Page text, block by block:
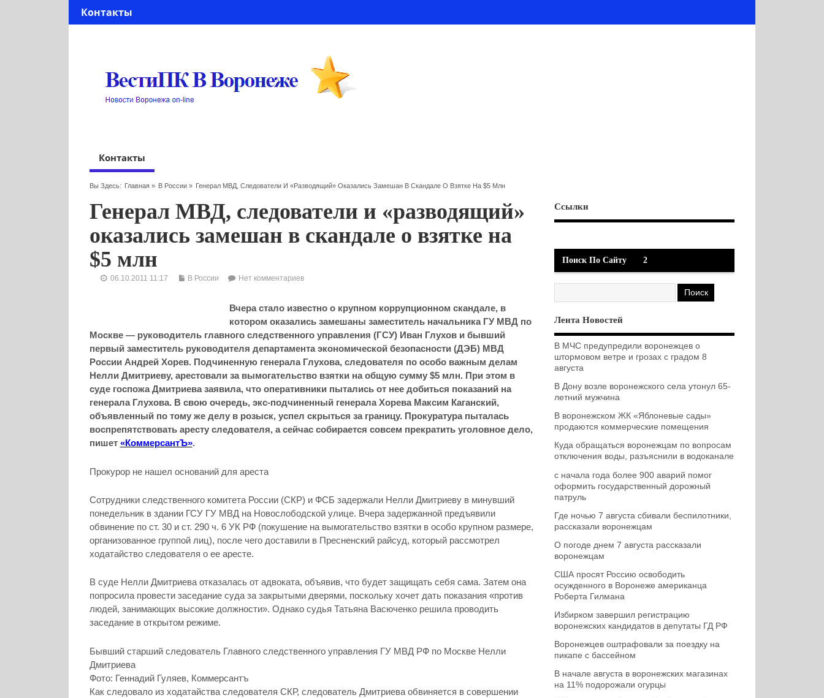
Контакты
Контакты
Вы Здесь: Главная» В России » Генерал МВД, Следователи И «разводящий» Оказались Замешан В Скандале О Взятке На $5 Млн
Генерал МВД, следователи и «разводящий»
оказались замешан в скандале о взятке на
$5 млн
06.10.2011 11:17 В России Нет комментариев
Вчера стало известно о крупном коррупционном скандале, в
котором оказались замешаны заместитель начальника ГУ МВД по
Москве — руководитель главного следственного управления (ГСУ) Иван Глухов и бывший
первый заместитель руководителя департамента экономической безопасности (ДЭБ) МВД
России Андрей Хорев. Подчиненную генерала Глухова, следователя по особо важным делам
Нелли Дмитриеву, арестовали за вымогательство взятки на общую сумму $5 млн.При этом в
суде госпожа Дмитриева заявила, что оперативники пытались от нее добиться показаний на
генерала Глухова. В свою очередь, экс-подчиненный генерала Хорева Максим Каганский,
объявленный по тому же делу в розыск, успел скрыться за границу. Прокуратура пыталась
воспрепятствовать аресту следователя, а сейчас собирается совсем прекратить уголовное дело,
пишет «КоммерсантЪ».
Прокурор не нашел оснований для ареста
Сотрудники следственного комитета России (СКР) и ФСБ задержали Нелли Дмитриеву в минувший
понедельник в здании ГСУ ГУ МВД на Новослободской улице. Вчера задержанной предъявили
обвинение по ст. 30 и ст. 290 ч. 6 УК РФ (покушение на вымогательство взятки в особо крупном размере,
организованное группой лиц), после чего доставили в Пресненский райсуд, который рассмотрел
ходатайство следователя о ее аресте.
В суде Нелли Дмитриева отказалась от адвоката, объявив, что будет защищать себя сама. Затем она
попросила провести заседание суда за закрытыми дверями, поскольку хочет дать показания «против
людей, занимающих высокие должности». Однако судья Татьяна Васюченко решила проводить
заседание в открытом режиме.
Бывший старший следователь Главного следственного управления ГУ МВД РФ по Москве Нелли
Дмитриева
Фото: Геннадий Гуляев, Коммерсантъ
Как следовало из ходатайства следователя СКР, следователь Дмитриева обвиняется в совершении
Ссылки
Поиск По Сайту 2
Лента Новостей
В МЧС предупредили воронежцев о
штормовом ветре и грозах с градом 8
августа
В Дону возле воронежского села утонул 65-
летний мужчина
В воронежском ЖК «Яблоневые сады»
продаются коммерческие помещения
Куда обращаться воронежцам по вопросам
отключения воды, разъяснили в водоканале
с начала года более 900 аварий помог
оформить государственный дорожный
патруль
Где ночью 7 августа сбивали беспилотники,
рассказали воронежцам
О погоде днем 7 августа рассказали
воронежцам
США просят Россию освободить
осужденного в Воронеже американца
Роберта Гилмана
Избирком завершил регистрацию
воронежских кандидатов в депутаты ГД РФ
Воронежцев оштрафовали за поездку на
пикапе с бассейном
В начале августа в воронежских магазинах
на 11% подорожали огурцы